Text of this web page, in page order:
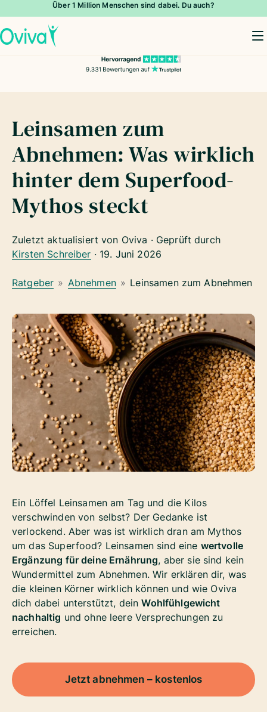
Über 1 Million Menschen sind dabei. Du auch?
Leinsamen zum
Abnehmen: Was wirklich
hinter dem Superfood-
Mythos steckt
Zuletzt aktualisiert von Oviva · Geprüft durch
Kirsten Schreiber · 19. Juni 2026
Ratgeber » Abnehmen » Leinsamen zum Abnehmen
Ein Löffel Leinsamen am Tag und die Kilos
verschwinden von selbst? Der Gedanke ist
verlockend. Aber was ist wirklich dran am Mythos
um das Superfood? Leinsamen sind eine wertvolle
Ergänzung für deine Ernährung, aber sie sind kein
Wundermittel zum Abnehmen. Wir erklären dir, was
die kleinen Körner wirklich können und wie Oviva
dich dabei unterstützt, deinWohlfühlgewicht
nachhaltig und ohne leere Versprechungen zu
erreichen.
Jetzt abnehmen – kostenlos